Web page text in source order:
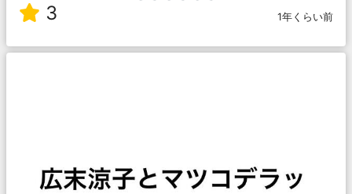
3 1年くらい前